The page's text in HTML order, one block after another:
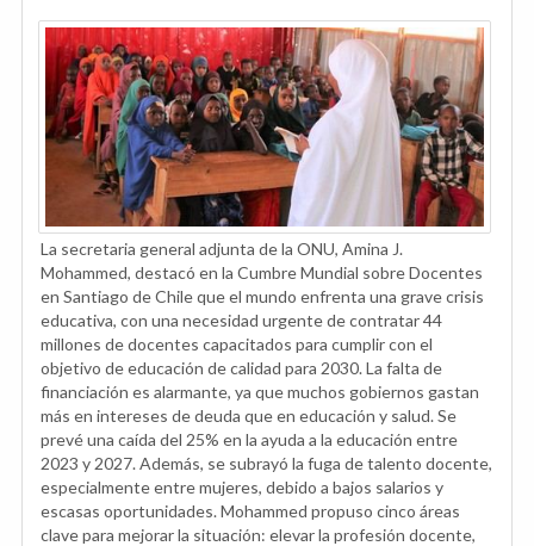
La secretaria general adjunta de la ONU, Amina J.
Mohammed, destacó en la Cumbre Mundial sobre Docentes
en Santiago de Chile que el mundo enfrenta una grave crisis
educativa, con una necesidad urgente de contratar 44
millones de docentes capacitados para cumplir con el
objetivo de educación de calidad para 2030. La falta de
financiación es alarmante, ya que muchos gobiernos gastan
más en intereses de deuda que en educación y salud. Se
prevé una caída del 25% en la ayuda a la educación entre
2023 y 2027. Además, se subrayó la fuga de talento docente,
especialmente entre mujeres, debido a bajos salarios y
escasas oportunidades. Mohammed propuso cinco áreas
clave para mejorar la situación: elevar la profesión docente,